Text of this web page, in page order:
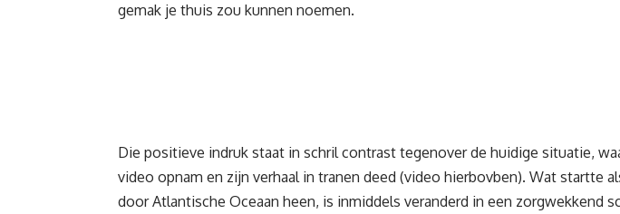
gemak je thuis zou kunnen noemen.
Die positieve indruk staat in schril contrast tegenover de huidige situatie,
video opnam en zijn verhaal in tranen deed (video hierbovben). Wat startte
door Atlantische Oceaan heen, is inmiddels veranderd in een zorgwekkend